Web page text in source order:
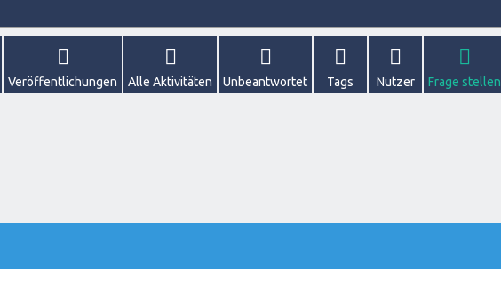
Veröffentlichungen Alle Aktivitäten Unbeantwortet Tags Nutzer Frage stellen